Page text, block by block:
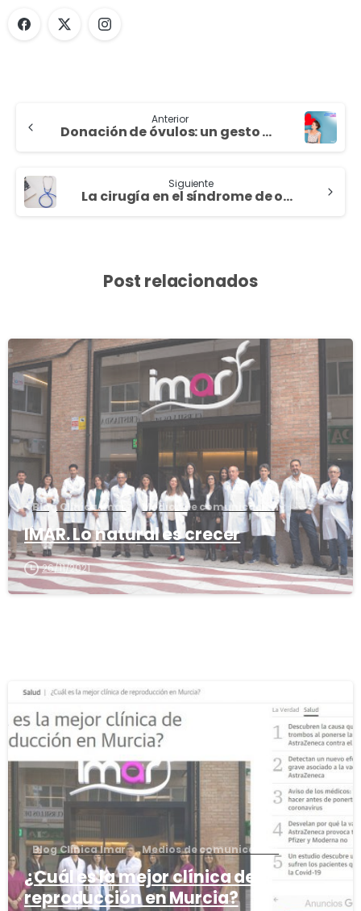
Anterior
Donación de óvulos: un gesto que regala vida
Siguiente
La cirugía en el síndrome de ovarios poliquísticos
Post relacionados
0
Blog Clínica Imar Medios de comunicación
IMAR. Lo natural es crecer
26/11/2021
Blog Clínica Imar Medios de comunicación
¿Cuál es la mejor clínica de
reproducción en Murcia?